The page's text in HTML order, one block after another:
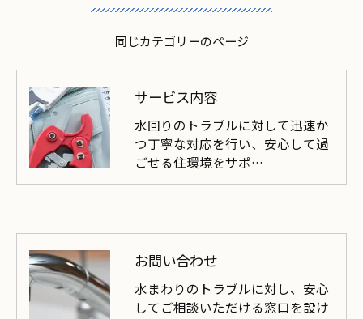
同じカテゴリーのページ
サービス内容
水回りのトラブルに対して迅速か
つ丁寧な対応を行い、安心して過
ごせる住環境をサポ…
お問い合わせ
水まわりのトラブルに対し、安心
してご相談いただける窓口を設け